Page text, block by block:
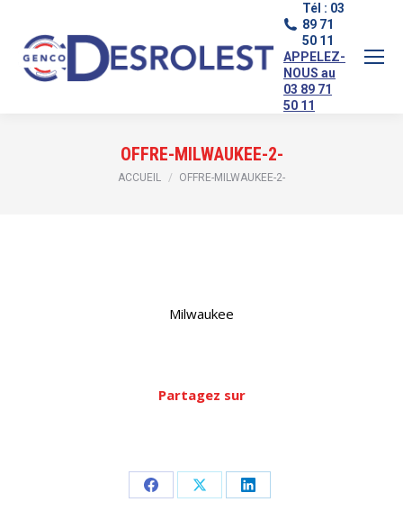
Tél : 03
89 71
50 11
APPELEZ-
NOUS au
03 89 71
50 11
OFFRE-MILWAUKEE-2-
Vous êtes ici :
ACCUEIL OFFRE-MILWAUKEE-2-
Milwaukee
Partagez sur
PartagerPartagerPartager